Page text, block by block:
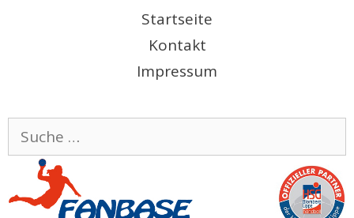
Startseite
Kontakt
Impressum
Suche
nach: